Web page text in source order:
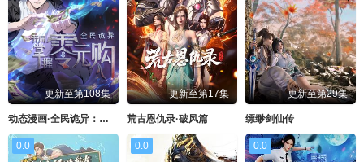
更新至第108集
动态漫画·全民诡异：开局掌握零元购
更新至第17集
荒古恩仇录·破风篇
更新至第29集
缥缈剑仙传
0.0 0.0 0.0